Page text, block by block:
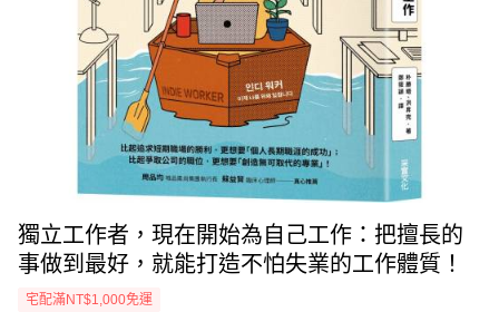
獨立工作者，現在開始為自己工作：把擅長的
事做到最好，就能打造不怕失業的工作體質！
宅配滿NT$1,000免運